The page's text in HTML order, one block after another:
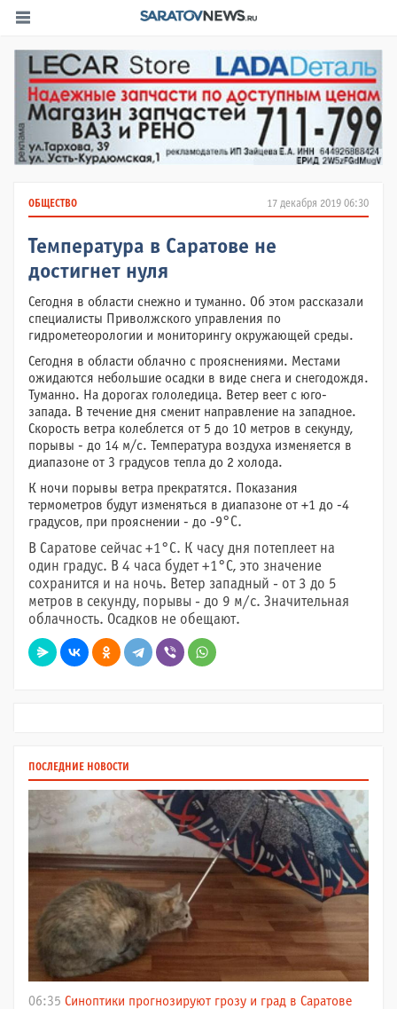
17 декабря 2019 06:30
ОБЩЕСТВО
Температура в Саратове не
достигнет нуля
Сегодня в области снежно и туманно. Об этом рассказали
специалисты Приволжского управления по
гидрометеорологии и мониторингу окружающей среды.
Сегодня в области облачно с прояснениями. Местами
ожидаются небольшие осадки в виде снега и снегодождя.
Туманно. На дорогах гололедица. Ветер веет с юго-
запада. В течение дня сменит направление на западное.
Скорость ветра колеблется от 5 до 10 метров в секунду,
порывы - до 14 м/с. Температура воздуха изменяется в
диапазоне от 3 градусов тепла до 2 холода.
К ночи порывы ветра прекратятся. Показания
термометров будут изменяться в диапазоне от +1 до -4
градусов, при прояснении - до -9°C.
В Саратове сейчас +1°C. К часу дня потеплеет на
один градус. В 4 часа будет +1°C, это значение
сохранится и на ночь. Ветер западный - от 3 до 5
метров в секунду, порывы - до 9 м/с. Значительная
облачность. Осадков не обещают.
ПОСЛЕДНИЕ НОВОСТИ
06:35 Синоптики прогнозируют грозу и град в Саратове